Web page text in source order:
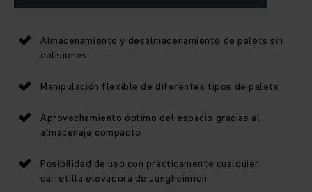
Almacenamiento y desalmacenamiento de palets sin
colisiones
Manipulación flexible de diferentes tipos de palets
Aprovechamiento óptimo del espacio gracias al
almacenaje compacto
Posibilidad de uso con prácticamente cualquier
carretilla elevadora de Jungheinrich